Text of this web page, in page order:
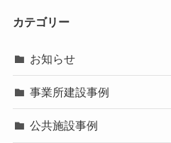
カテゴリー
お知らせ
事業所建設事例
公共施設事例